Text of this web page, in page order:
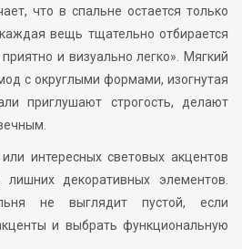
что в спальне остается только
вещь тщательно отбирается
и визуально легко». Мягкий
с округлыми формами, изогнутая
приглушают строгость, делают
интересных световых акцентов
декоративных элементов.
не выглядит пустой, если
и выбрать функциональную